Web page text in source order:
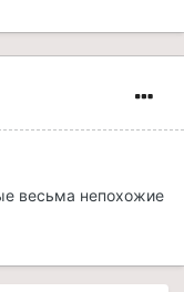
весьма непохожие